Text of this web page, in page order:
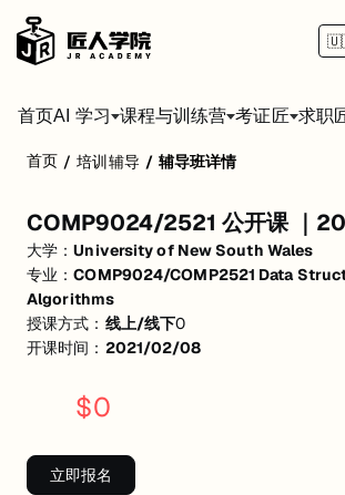
首页AI 学习 课程与训练营 考证匠 求职
活动形式: 线上/线下
开始日期: 2021/2/8
关联大学:
University of New South Wales
关联课程:COMP9024/COMP2521 Data
匠人学院提供高质量的IT培训课程和Workshop，
首页 / 培训辅导 / 辅导班详情
COMP9024/2521 公开课 ｜
大学：University of New South Wales
专业：COMP9024/COMP2521 Data
Algorithms
授课方式： 线上/线下0
开课时间： 2021/02/08
$0
立即报名